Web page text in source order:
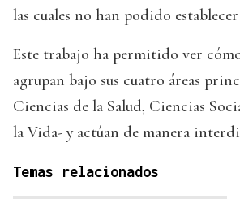
las cuales no han podido
Este trabajo ha permitido ver
agrupan bajo sus cuatro áreas
Ciencias de la Salud, Ciencias
la Vida- y actúan de manera
Temas relacionados